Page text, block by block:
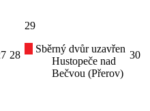
28
29
Sběrný dvůr uzavřen
Hustopeče nad
Bečvou (Přerov)
30